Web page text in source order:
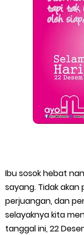
Ibu sosok hebat
sayang. Tidak
perjuangan, dan
selayaknya kita
tanggal ini, 22